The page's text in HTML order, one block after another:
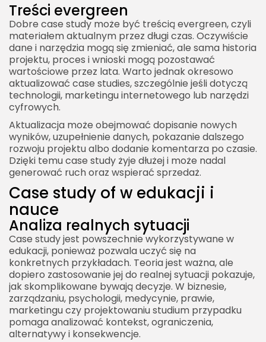
Treści evergreen
Dobre case study może być treścią evergreen, czyli
materiałem aktualnym przez długi czas. Oczywiście
dane i narzędzia mogą się zmieniać, ale sama historia
projektu, proces i wnioski mogą pozostawać
wartościowe przez lata. Warto jednak okresowo
aktualizować case studies, szczególnie jeśli dotyczą
technologii, marketingu internetowego lub narzędzi
cyfrowych.
Aktualizacja może obejmować dopisanie nowych
wyników, uzupełnienie danych, pokazanie dalszego
rozwoju projektu albo dodanie komentarza po czasie.
Dzięki temu case study żyje dłużej i może nadal
generować ruch oraz wspierać sprzedaż.
Case study of w edukacji i
nauce
Analiza realnych sytuacji
Case study jest powszechnie wykorzystywane w
edukacji, ponieważ pozwala uczyć się na
konkretnych przykładach. Teoria jest ważna, ale
dopiero zastosowanie jej do realnej sytuacji pokazuje,
jak skomplikowane bywają decyzje. W biznesie,
zarządzaniu, psychologii, medycynie, prawie,
marketingu czy projektowaniu studium przypadku
pomaga analizować kontekst, ograniczenia,
alternatywy i konsekwencje.